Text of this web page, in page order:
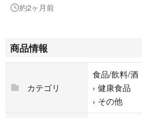
お値下げ、希望価格不可
約2ヶ月前
商品情報
カテゴリ
食品/飲料/酒
› 健康食品
› その他